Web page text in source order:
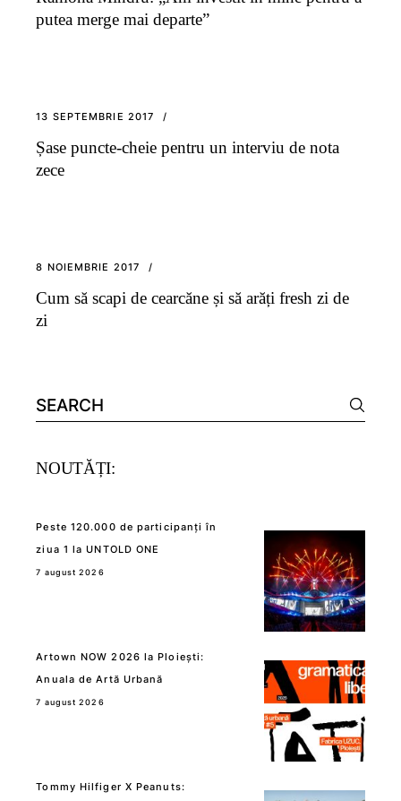
putea merge mai departe”
13 SEPTEMBRIE 2017
Șase puncte-cheie pentru un interviu de nota
zece
8 NOIEMBRIE 2017
Cum să scapi de cearcăne și să arăți fresh zi de
zi
Search
for:
NOUTĂȚI:
Peste 120.000 de participanți în
ziua 1 la UNTOLD ONE
7 august 2026
Artown NOW 2026 la Ploiești:
Anuala de Artă Urbană
7 august 2026
Tommy Hilfiger X Peanuts: